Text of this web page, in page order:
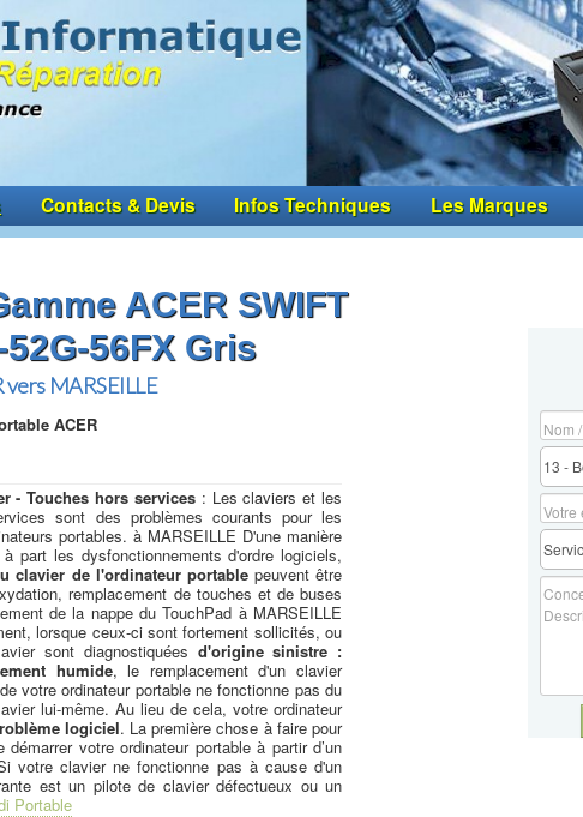
Contacts & Devis Infos Techniques Les Marques
ACER SWIFT
56FX Gris
vers MARSEILLE
ACER
- Touches hors services: Les claviers et les
sont des problèmes courants pour les
portables. à MARSEILLE D'une manière
part les dysfonctionnements d'ordre logiciels,
clavier de l'ordinateur portablepeuvent être
remplacement de touches et de buses
de la nappe du TouchPad à MARSEILLE
lorsque ceux-ci sont fortement sollicités, ou
sont diagnostiquées d'origine sinistre :
humide, le remplacement d'un clavier
votre ordinateur portable ne fonctionne pas du
lui-même. Au lieu de cela, votre ordinateur
logiciel. La première chose à faire pour
votre ordinateur portable à partir d’un
votre clavier ne fonctionne pas à cause d'un
est un pilote de clavier défectueux ou un
Portable